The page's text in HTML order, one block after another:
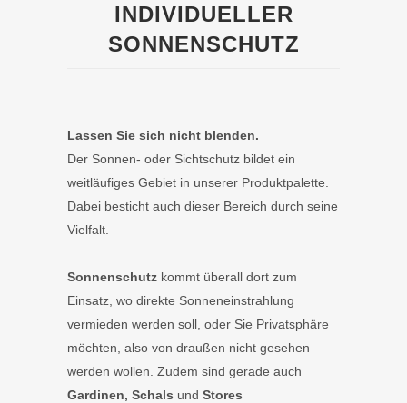
INDIVIDUELLER
SONNENSCHUTZ
Lassen Sie sich nicht blenden.
Der Sonnen- oder Sichtschutz bildet ein
weitläufiges Gebiet in unserer Produktpalette.
Dabei besticht auch dieser Bereich durch seine
Vielfalt.
Sonnenschutz kommt überall dort zum
Einsatz, wo direkte Sonneneinstrahlung
vermieden werden soll, oder Sie Privatsphäre
möchten, also von draußen nicht gesehen
werden wollen. Zudem sind gerade auch
Gardinen, Schals und Stores